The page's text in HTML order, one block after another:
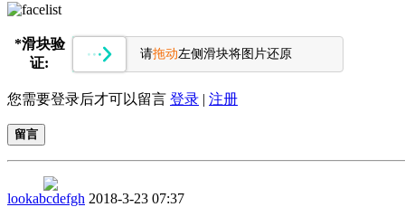
*滑块验
证:
请拖动左侧滑块将图片还原
您需要登录后才可以留言 登录 | 注册
留言
lookabcdefgh 2018-3-23 07:37